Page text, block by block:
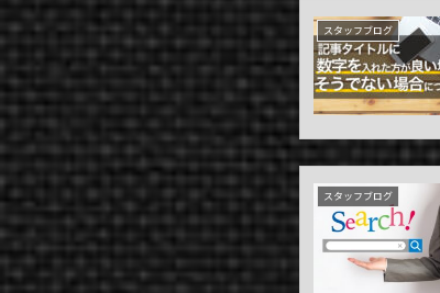
WEB SERVICE
NEWS
スタッフブログ
スタッフブログ